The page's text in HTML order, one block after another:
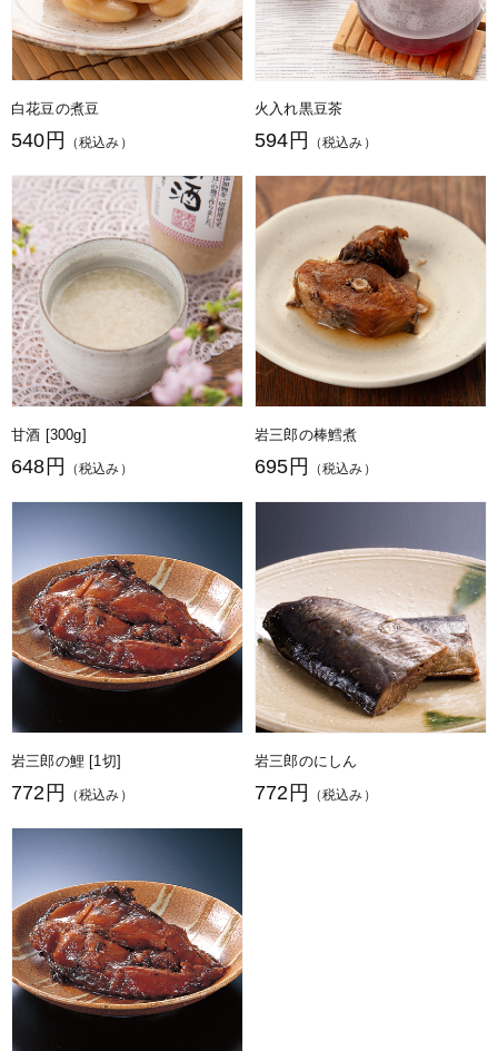
白花豆の煮豆
540円 （税込み）
火入れ黒豆茶
594円 （税込み）
甘酒 [300g]
648円 （税込み）
岩三郎の棒鱈煮
695円 （税込み）
岩三郎の鯉 [1切]
772円 （税込み）
岩三郎のにしん
772円 （税込み）